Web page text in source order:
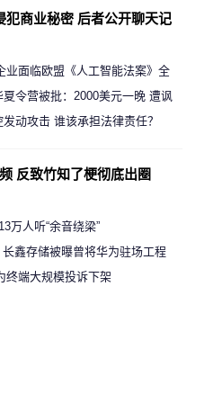
商业秘密 后者公开聊天记
业面临欧盟《人工智能法案》全
令营被批：2000美元一晚 遭讽
动攻击 谁该承担法律责任？
反致竹知了梗彻底出圈
万人听“余音绕梁”
鑫存储被曝曾将华为驻场工程
终端大规模投诉下架